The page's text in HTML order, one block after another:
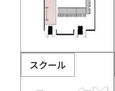
スクール